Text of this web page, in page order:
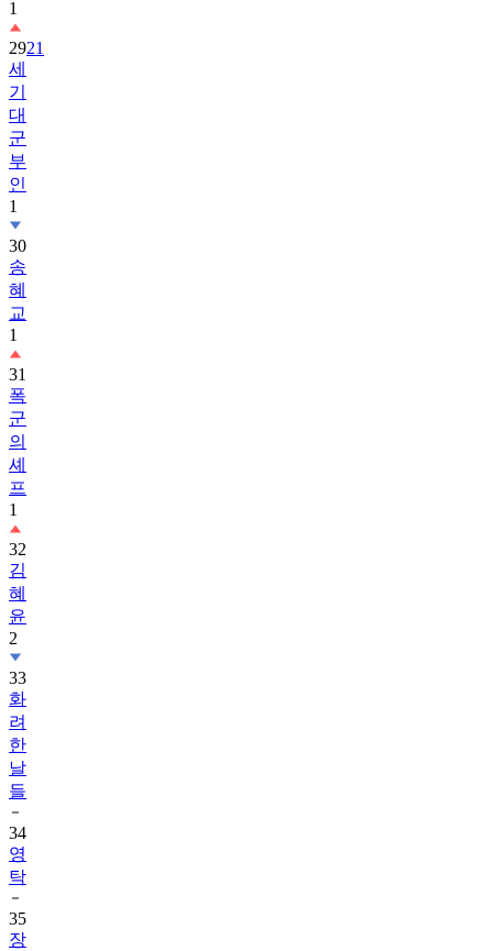
1
2921
세
기
대
군
부
인
1
30
송
혜
교
1
31
폭
군
의
셰
프
1
32
김
혜
윤
2
33
화
려
한
날
들
34
영
탁
35
장